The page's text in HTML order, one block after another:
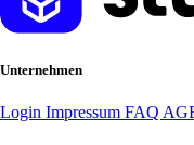
Unternehmen
Login Impressum FAQ